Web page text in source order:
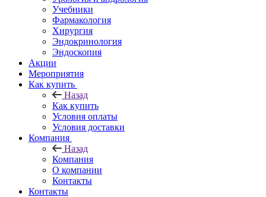
Учебники
Фармакология
Хирургия
Эндокринология
Эндоскопия
Акции
Мероприятия
Как купить
Назад
Как купить
Условия оплаты
Условия доставки
Компания
Назад
Компания
О компании
Контакты
Контакты